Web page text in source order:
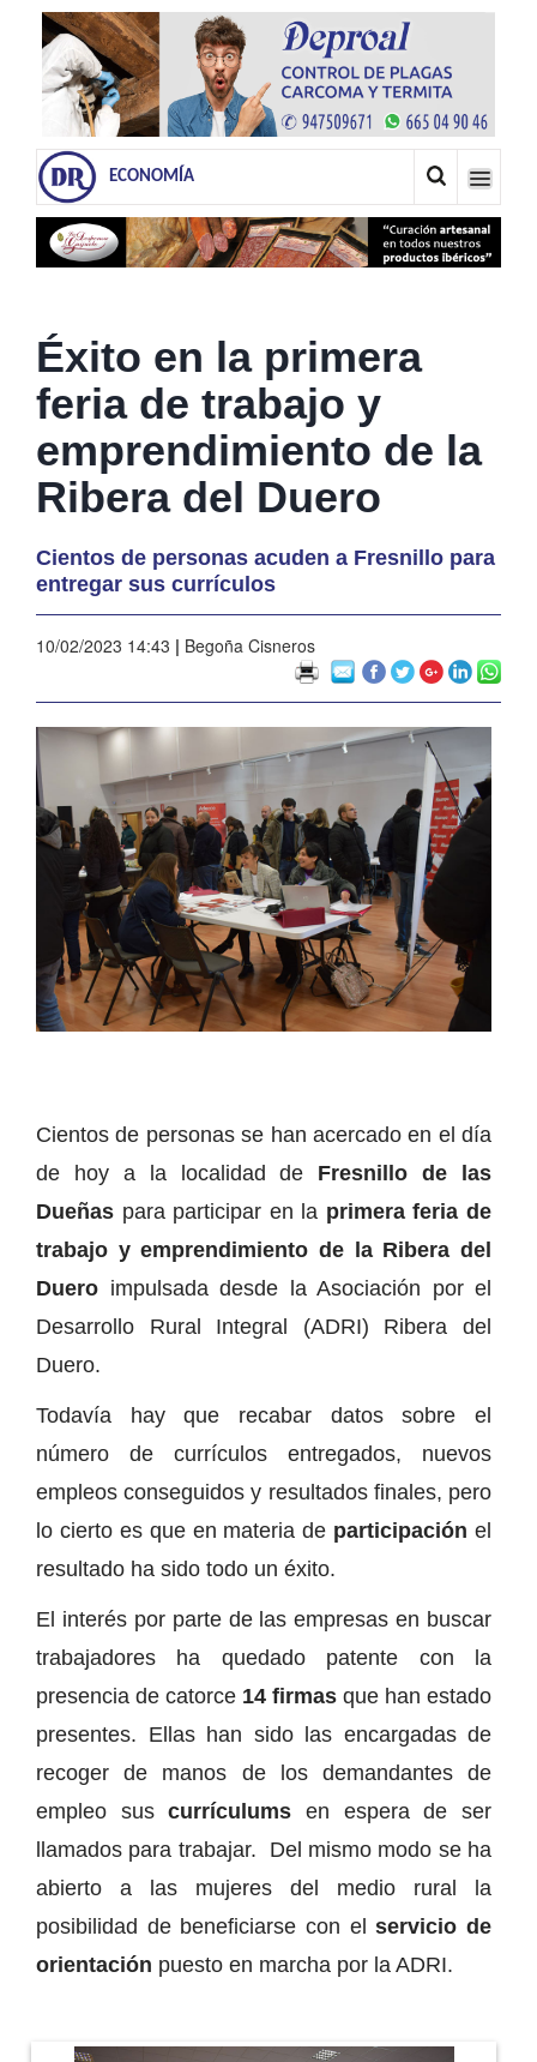
ECONOMÍA
Éxito en la primera
feria de trabajo y
emprendimiento de la
Ribera del Duero
Cientos de personas acuden a Fresnillo para
entregar sus currículos
10/02/2023 14:43 | Begoña Cisneros
Cientos de personas se han acercado en el día
de hoy a la localidad de Fresnillo de las
Dueñas para participar en la primera feria de
trabajo y emprendimiento de la Ribera del
Duero impulsada desde la Asociación por el
Desarrollo Rural Integral (ADRI) Ribera del
Duero.
Todavía hay que recabar datos sobre el
número de currículos entregados, nuevos
empleos conseguidos y resultados finales, pero
lo cierto es que en materia de participación el
resultado ha sido todo un éxito.
El interés por parte de las empresas en buscar
trabajadores ha quedado patente con la
presencia de catorce 14 firmas que han estado
presentes. Ellas han sido las encargadas de
recoger de manos de los demandantes de
empleo suscurrículums en espera de ser
llamados para trabajar. Del mismo modo se ha
abierto a las mujeres del medio rural la
posibilidad de beneficiarse con el servicio de
orientación puesto en marcha por la ADRI.